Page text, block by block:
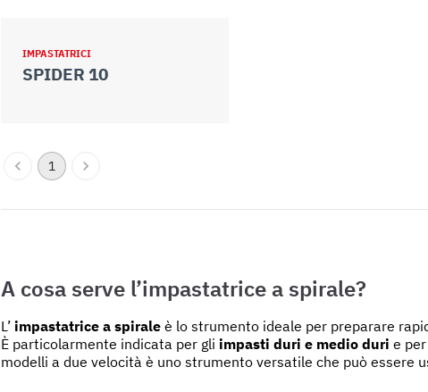
IMPASTATRICI
SPIDER 10
1
A cosa serve l’impastatrice a spirale?
L’ impastatrice a spiraleè lo strumento ideale per preparare
È particolarmente indicata per gli impasti duri e medio duri e
modelli a due velocità è uno strumento versatile che può essere